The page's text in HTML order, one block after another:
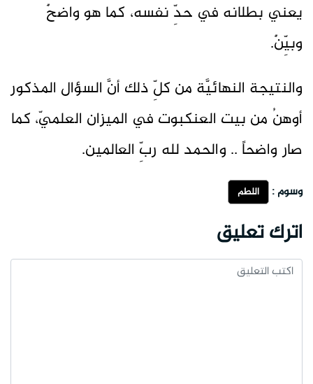
يعني بطلانه في حدِّ نفسه، كما هو واضحٌ
وبيِّنٌ.
والنتيجة النهائيَّة من كلِّ ذلك أنَّ السؤال المذكور
أوهنُ من بيت العنكبوت في الميزان العلميّ، كما
صار واضحاً .. والحمد لله ربِّ العالمين.
وسوم : اللطم
اترك تعليق